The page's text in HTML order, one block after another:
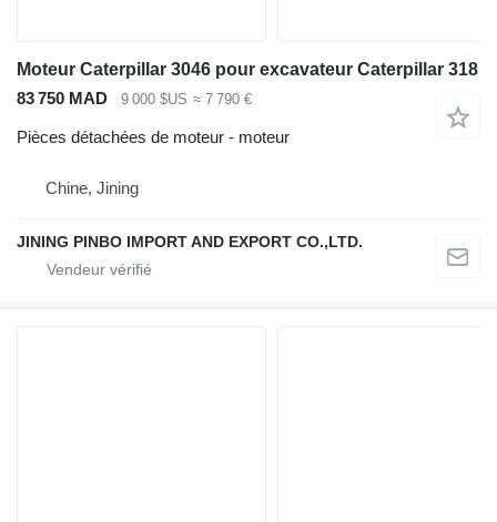
Moteur Caterpillar 3046 pour excavateur Caterpillar 318
83 750 MAD
9 000 $US ≈ 7 790 €
Pièces détachées de moteur - moteur
Chine, Jining
JINING PINBO IMPORT AND EXPORT CO.,LTD.